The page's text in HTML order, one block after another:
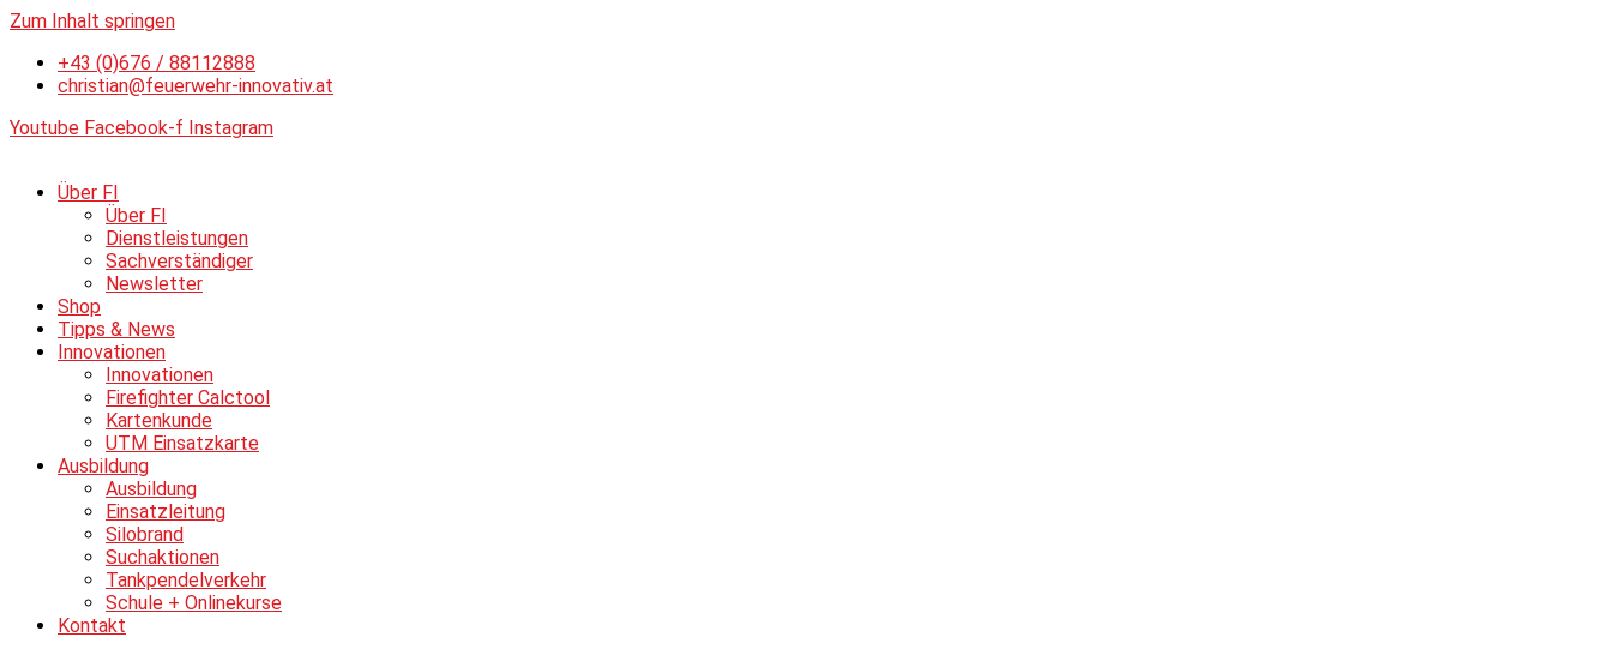
Zum Inhalt springen
+43 (0)676 / 88112888
christian@feuerwehr-innovativ.at
Youtube Facebook-f Instagram
Über FI
Über FI
Dienstleistungen
Sachverständiger
Newsletter
Shop
Tipps & News
Innovationen
Innovationen
Firefighter Calctool
Kartenkunde
UTM Einsatzkarte
Ausbildung
Ausbildung
Einsatzleitung
Silobrand
Suchaktionen
Tankpendelverkehr
Schule + Onlinekurse
Kontakt